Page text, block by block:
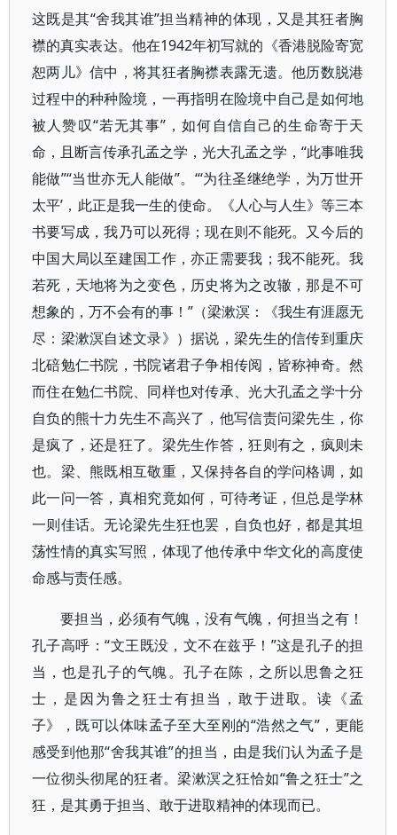
这既是其“舍我其谁”担当精神的体现，又是其狂者胸
襟的真实表达。他在1942年初写就的《香港脱险寄宽
恕两儿》信中，将其狂者胸襟表露无遗。他历数脱港
过程中的种种险境，一再指明在险境中自己是如何地
被人赞叹“若无其事”，如何自信自己的生命寄于天
命，且断言传承孔孟之学，光大孔孟之学，“此事唯我
能做”“当世亦无人能做”。“‘为往圣继绝学，为万世开
太平’，此正是我一生的使命。《人心与人生》等三本
书要写成，我乃可以死得；现在则不能死。又今后的
中国大局以至建国工作，亦正需要我；我不能死。我
若死，天地将为之变色，历史将为之改辙，那是不可
想象的，万不会有的事！”（梁漱溟：《我生有涯愿无
尽：梁漱溟自述文录》）据说，梁先生的信传到重庆
北碚勉仁书院，书院诸君子争相传阅，皆称神奇。然
而住在勉仁书院、同样也对传承、光大孔孟之学十分
自负的熊十力先生不高兴了，他写信责问梁先生，你
是疯了，还是狂了。梁先生作答，狂则有之，疯则未
也。梁、熊既相互敬重，又保持各自的学问格调，如
此一问一答，真相究竟如何，可待考证，但总是学林
一则佳话。无论梁先生狂也罢，自负也好，都是其坦
荡性情的真实写照，体现了他传承中华文化的高度使
命感与责任感。
要担当，必须有气魄，没有气魄，何担当之有！
孔子高呼：“文王既没，文不在兹乎！”这是孔子的担
当，也是孔子的气魄。孔子在陈，之所以思鲁之狂
士，是因为鲁之狂士有担当，敢于进取。读《孟
子》，既可以体味孟子至大至刚的“浩然之气”，更能
感受到他那“舍我其谁”的担当，由是我们认为孟子是
一位彻头彻尾的狂者。梁漱溟之狂恰如“鲁之狂士”之
狂，是其勇于担当、敢于进取精神的体现而已。